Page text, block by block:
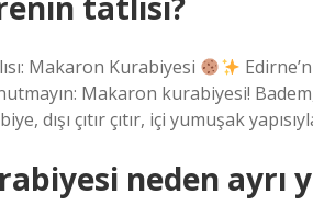
Makaron Kurabiyesi
Makaron kurabiyesi!
dışı çıtır çıtır, içi yumuşak
neden ayrı